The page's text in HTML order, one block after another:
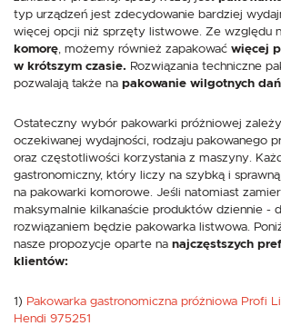
typ urządzeń jest zdecydowanie bardziej
więcej opcji niż sprzęty listwowe. Ze względu
komorę, możemy również zapakować więcej
w krótszym czasie. Rozwiązania techniczne
pozwalają także na pakowanie wilgotnych
Ostateczny wybór pakowarki próżniowej
oczekiwanej wydajności, rodzaju pakowanego
oraz częstotliwości korzystania z maszyny.
gastronomiczny, który liczy na szybką i
na pakowarki komorowe. Jeśli natomiast
maksymalnie kilkanaście produktów dziennie -
rozwiązaniem będzie pakowarka listwowa.
nasze propozycje oparte na najczęstszych
klientów:
1) Pakowarka gastronomiczna próżniowa Profi
Hendi 975251